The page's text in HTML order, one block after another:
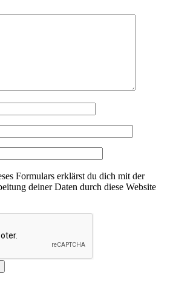
Formulars erklärst du dich mit der
deiner Daten durch diese Website